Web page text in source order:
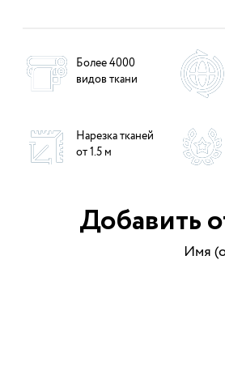
Более 4000
видов ткани
Нарезка тканей
от 1.5 м
Добавить
Имя